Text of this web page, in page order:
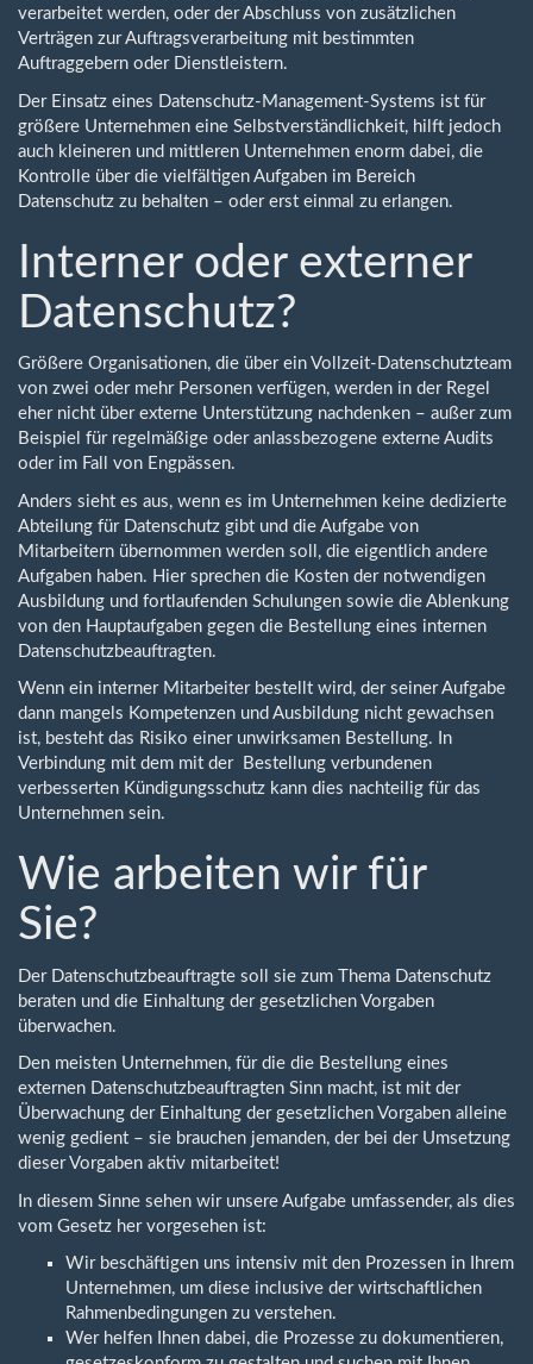
verarbeitet werden, oder der Abschluss von zusätzlichen
Verträgen zur Auftragsverarbeitung mit bestimmten
Auftraggebern oder Dienstleistern.
Der Einsatz eines Datenschutz-Management-Systems ist für
größere Unternehmen eine Selbstverständlichkeit, hilft jedoch
auch kleineren und mittleren Unternehmen enorm dabei, die
Kontrolle über die vielfältigen Aufgaben im Bereich
Datenschutz zu behalten – oder erst einmal zu erlangen.
Interner oder externer
Datenschutz?
Größere Organisationen, die über ein Vollzeit-Datenschutzteam
von zwei oder mehr Personen verfügen, werden in der Regel
eher nicht über externe Unterstützung nachdenken – außer zum
Beispiel für regelmäßige oder anlassbezogene externe Audits
oder im Fall von Engpässen.
Anders sieht es aus, wenn es im Unternehmen keine dedizierte
Abteilung für Datenschutz gibt und die Aufgabe von
Mitarbeitern übernommen werden soll, die eigentlich andere
Aufgaben haben. Hier sprechen die Kosten der notwendigen
Ausbildung und fortlaufenden Schulungen sowie die Ablenkung
von den Hauptaufgaben gegen die Bestellung eines internen
Datenschutzbeauftragten.
Wenn ein interner Mitarbeiter bestellt wird, der seiner Aufgabe
dann mangels Kompetenzen und Ausbildung nicht gewachsen
ist, besteht das Risiko einer unwirksamen Bestellung. In
Verbindung mit dem mit der Bestellung verbundenen
verbesserten Kündigungsschutz kann dies nachteilig für das
Unternehmen sein.
Wie arbeiten wir für
Sie?
Der Datenschutzbeauftragte soll sie zum Thema Datenschutz
beraten und die Einhaltung der gesetzlichen Vorgaben
überwachen.
Den meisten Unternehmen, für die die Bestellung eines
externen Datenschutzbeauftragten Sinn macht, ist mit der
Überwachung der Einhaltung der gesetzlichen Vorgaben alleine
wenig gedient – sie brauchen jemanden, der bei der Umsetzung
dieser Vorgaben aktiv mitarbeitet!
In diesem Sinne sehen wir unsere Aufgabe umfassender, als dies
vom Gesetz her vorgesehen ist:
Wir beschäftigen uns intensiv mit den Prozessen in Ihrem
Unternehmen, um diese inclusive der wirtschaftlichen
Rahmenbedingungen zu verstehen.
Wer helfen Ihnen dabei, die Prozesse zu dokumentieren,